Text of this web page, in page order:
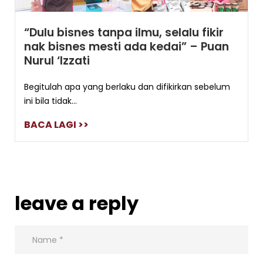
“Dulu bisnes tanpa ilmu, selalu fikir
nak bisnes mesti ada kedai” – Puan
Nurul ‘Izzati
Begitulah apa yang berlaku dan difikirkan sebelum
ini bila tidak...
BACA LAGI >>
leave a reply